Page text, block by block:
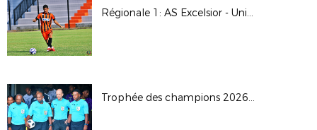
Régionale 1: AS Excelsior - Union Sporting Bénédictine
Trophée des champions 2026: JS Saint Pierroise - AS Jeanne D'Arc